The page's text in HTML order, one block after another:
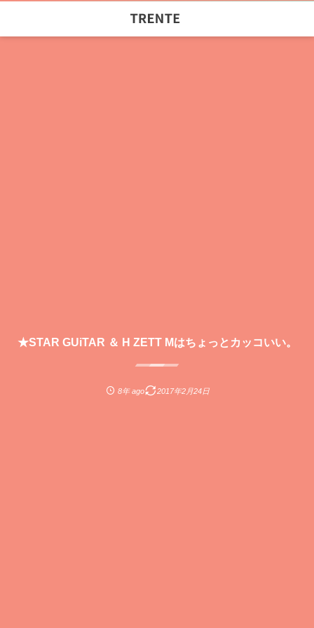
★STAR GUiTAR ＆ H ZETT Mはちょっとカッコいい。
8年 ago 2017年2月24日